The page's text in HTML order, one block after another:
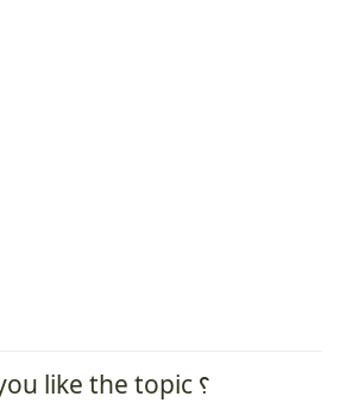
Did you like the topic ؟